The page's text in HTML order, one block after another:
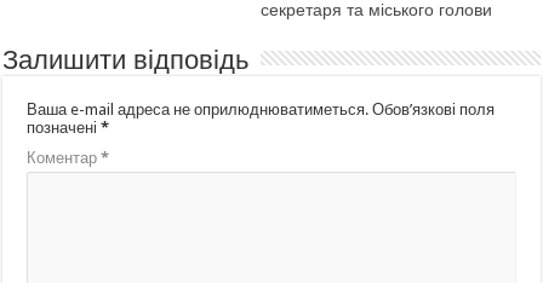
секретаря та міського голови
Залишити відповідь
Ваша e-mail адреса не оприлюднюватиметься. Обов’язкові поля
позначені*
Коментар*